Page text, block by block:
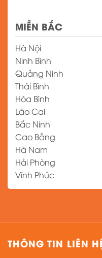
MIỀN BẮC
Hà Nội
Ninh Bình
Quảng Ninh
Thái Bình
Hòa Bình
Lào Cai
Bắc Ninh
Cao Bằng
Hà Nam
Hải Phòng
Vĩnh Phúc
THÔNG TIN LIÊN